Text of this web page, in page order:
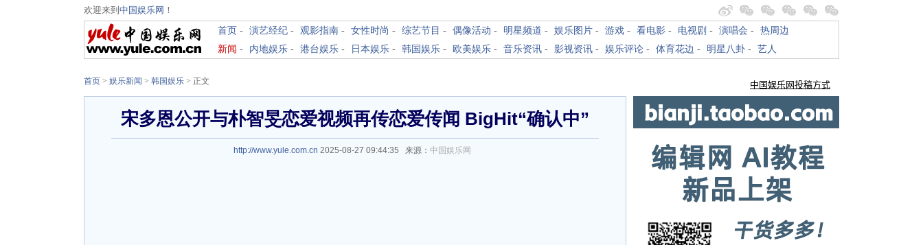
欢迎来到 中国娱乐网 ！
首页 - 演艺经纪 - 观影指南 - 女性时尚 - 综艺节目 - 偶像活动 - 明星频道 - 娱乐图片 - 游戏 - 看电影 - 电视剧 - 演唱会 - 热周边
新闻 - 内地娱乐 - 港台娱乐 - 日本娱乐 - 韩国娱乐 - 欧美娱乐 - 音乐资讯 - 影视资讯 - 娱乐评论 - 体育花边 - 明星八卦 - 艺人
首页 > 娱乐新闻 > 韩国娱乐 > 正文
宋多恩公开与朴智旻恋爱视频再传恋爱传闻 BigHit“确认中”
http://www.yule.com.cn 2025-08-27 09:44:35 来源： 中国娱乐网